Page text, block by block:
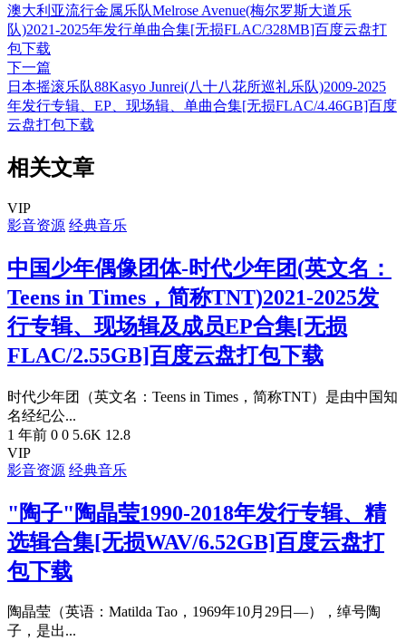
澳大利亚流行金属乐队Melrose Avenue(梅尔罗斯大道乐
队)2021-2025年发行单曲合集[无损FLAC/328MB]百度云盘打
包下载
下一篇
日本摇滚乐队88Kasyo Junrei(八十八花所巡礼乐队)2009-2025
年发行专辑、EP、现场辑、单曲合集[无损FLAC/4.46GB]百度
云盘打包下载
相关文章
VIP
影音资源 经典音乐
中国少年偶像团体-时代少年团(英文名：
Teens in Times，简称TNT)2021-2025发
行专辑、现场辑及成员EP合集[无损
FLAC/2.55GB]百度云盘打包下载
时代少年团（英文名：Teens in Times，简称TNT）是由中国知
名经纪公...
1 年前 0 0 5.6K 12.8
VIP
影音资源 经典音乐
"陶子"陶晶莹1990-2018年发行专辑、精
选辑合集[无损WAV/6.52GB]百度云盘打
包下载
陶晶莹（英语：Matilda Tao，1969年10月29日—），绰号陶
子，是出...